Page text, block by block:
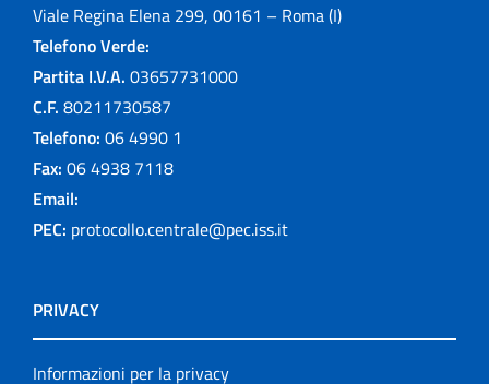
Viale Regina Elena 299, 00161 – Roma (I)
Telefono Verde:
Partita I.V.A. 03657731000
C.F. 80211730587
Telefono: 06 4990 1
Fax: 06 4938 7118
Email:
PEC: protocollo.centrale@pec.iss.it
PRIVACY
Informazioni per la privacy